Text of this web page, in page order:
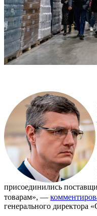
присоединились
товарам», —
генерального директора